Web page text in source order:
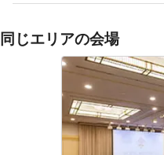
同じエリアの会場